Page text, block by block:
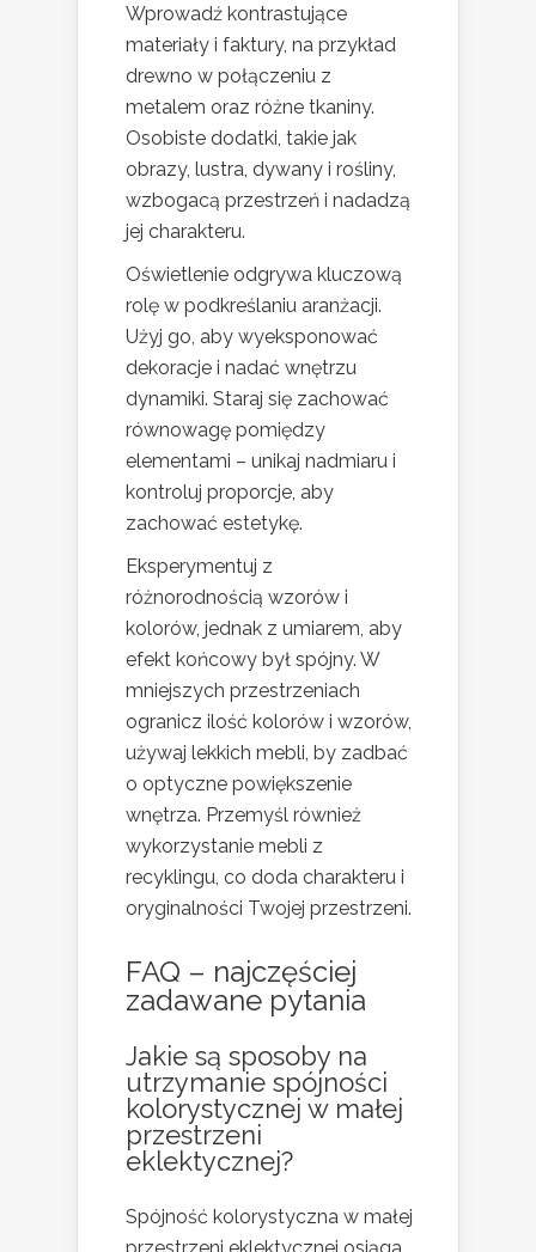
Wprowadź kontrastujące
materiały i faktury, na przykład
drewno w połączeniu z
metalem oraz różne tkaniny.
Osobiste dodatki, takie jak
obrazy, lustra, dywany i rośliny,
wzbogacą przestrzeń i nadadzą
jej charakteru.
Oświetlenie odgrywa kluczową
rolę w podkreślaniu aranżacji.
Użyj go, aby wyeksponować
dekoracje i nadać wnętrzu
dynamiki. Staraj się zachować
równowagę pomiędzy
elementami – unikaj nadmiaru i
kontroluj proporcje, aby
zachować estetykę.
Eksperymentuj z
różnorodnością wzorów i
kolorów, jednak z umiarem, aby
efekt końcowy był spójny. W
mniejszych przestrzeniach
ogranicz ilość kolorów i wzorów,
używaj lekkich mebli, by zadbać
o optyczne powiększenie
wnętrza. Przemyśl również
wykorzystanie mebli z
recyklingu, co doda charakteru i
oryginalności Twojej przestrzeni.
FAQ – najczęściej
zadawane pytania
Jakie są sposoby na
utrzymanie spójności
kolorystycznej w małej
przestrzeni
eklektycznej?
Spójność kolorystyczna w małej